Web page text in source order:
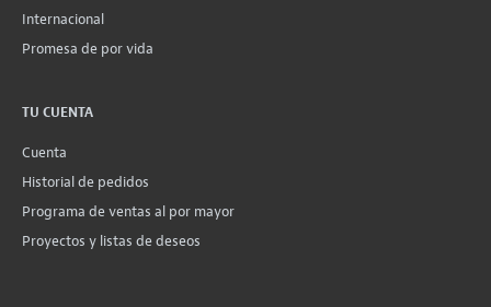
Internacional
Promesa de por vida
TU CUENTA
Cuenta
Historial de pedidos
Programa de ventas al por mayor
Proyectos y listas de deseos